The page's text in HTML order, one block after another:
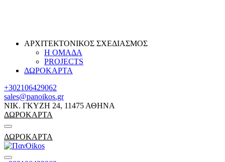
ΑΡΧΙΤΕΚΤΟΝΙΚΟΣ ΣΧΕΔΙΑΣΜΟΣ
Η ΟΜΑΔΑ
PROJECTS
ΔΩΡΟΚΑΡΤΑ
+302106429062
sales@panoikos.gr
ΝΙΚ. ΓΚΥΖΗ 24, 11475 ΑΘΗΝΑ
ΔΩΡΟΚΑΡΤΑ
ΔΩΡΟΚΑΡΤΑ